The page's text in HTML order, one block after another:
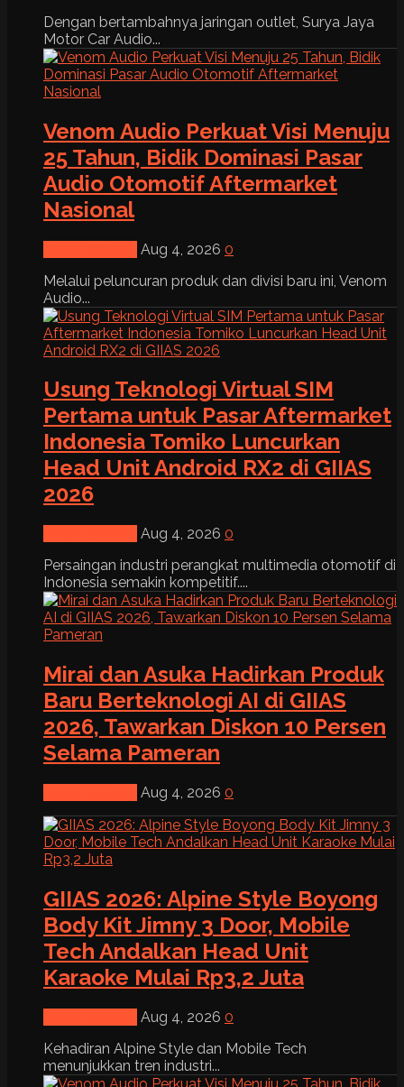
Dengan bertambahnya jaringan outlet, Surya Jaya
Motor Car Audio...
Venom Audio Perkuat Visi Menuju
25 Tahun, Bidik Dominasi Pasar
Audio Otomotif Aftermarket
Nasional
Aug 4, 2026 0
Melalui peluncuran produk dan divisi baru ini, Venom
Audio...
Usung Teknologi Virtual SIM
Pertama untuk Pasar Aftermarket
Indonesia Tomiko Luncurkan
Head Unit Android RX2 di GIIAS
2026
Aug 4, 2026 0
Persaingan industri perangkat multimedia otomotif di
Indonesia semakin kompetitif....
Mirai dan Asuka Hadirkan Produk
Baru Berteknologi AI di GIIAS
2026, Tawarkan Diskon 10 Persen
Selama Pameran
Aug 4, 2026 0
GIIAS 2026: Alpine Style Boyong
Body Kit Jimny 3 Door, Mobile
Tech Andalkan Head Unit
Karaoke Mulai Rp3,2 Juta
Aug 4, 2026 0
Kehadiran Alpine Style dan Mobile Tech
menunjukkan tren industri...